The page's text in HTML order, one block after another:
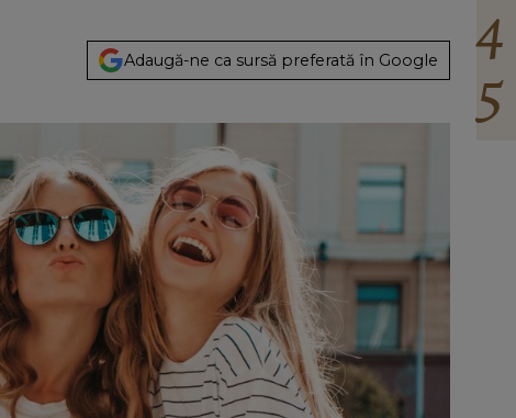
Adaugă-ne ca sursă preferată în Google